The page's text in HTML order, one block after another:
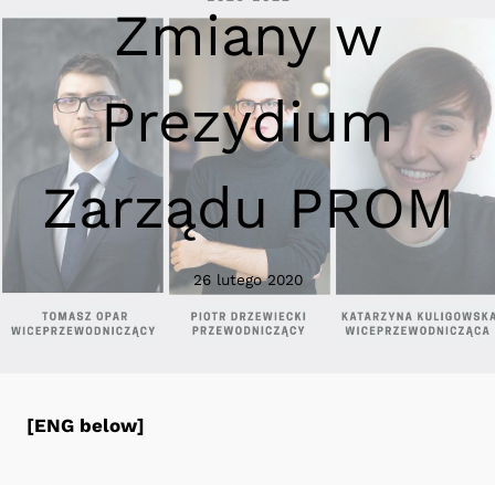
Zmiany w
Prezydium
Zarządu PROM
26 lutego 2020
[ENG below]